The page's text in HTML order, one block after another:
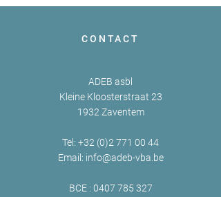
CONTACT
ADEB asbl
Kleine Kloosterstraat 23
1932 Zaventem
Tel: +32 (0)2 771 00 44
Email: info@adeb-vba.be
BCE : 0407 785 327